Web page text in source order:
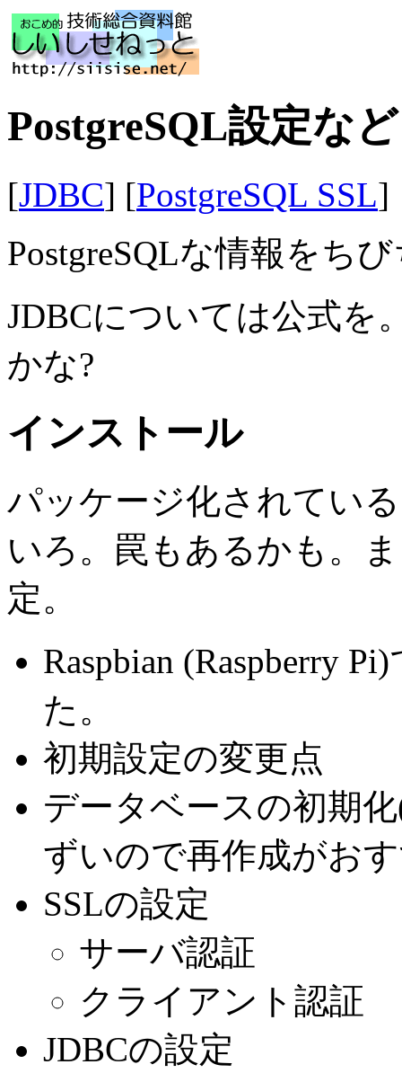
PostgreSQL設定な
[JDBC] [PostgreSQL SSL]
PostgreSQLな情報をち
JDBCについては公式を
かな?
インストール
パッケージ化されてい
いろ。罠もあるかも。
定。
Raspbian (Raspberry
た。
初期設定の変更点
データベースの初期
ずいので再作成がお
SSLの設定
サーバ認証
クライアント認証
JDBCの設定